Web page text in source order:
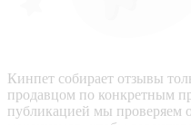
Кинпет собирает отзывы
продавцом по конкретным
публикацией мы проверяем